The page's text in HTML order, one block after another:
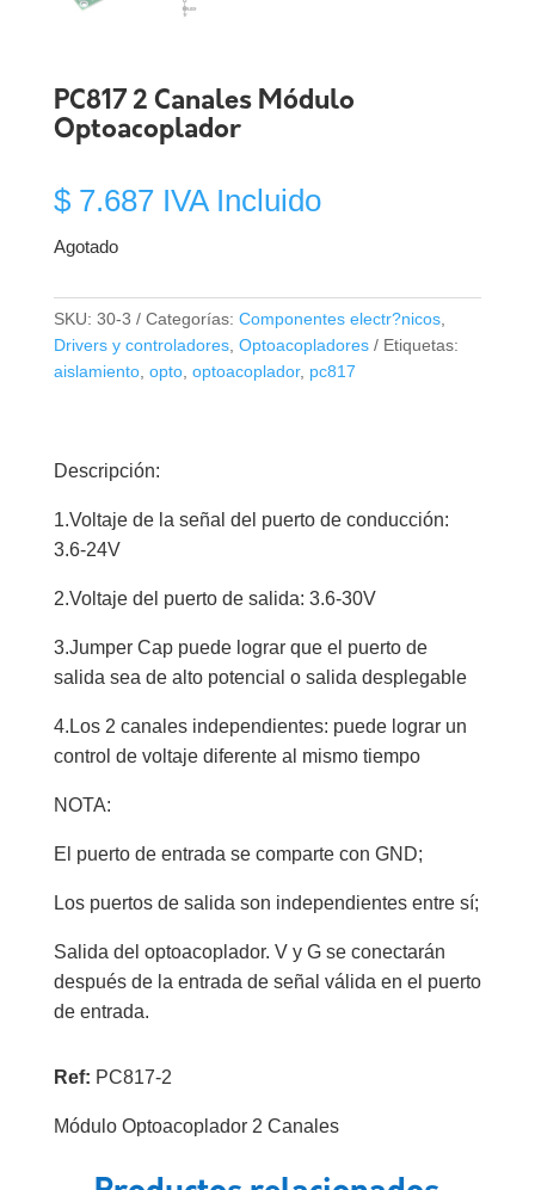
PC817 2 Canales Módulo
Optoacoplador
$7.687 IVA Incluido
Agotado
SKU: 30-3 Categorías: Componentes electr?nicos,
Drivers y controladores, Optoacopladores
Etiquetas:
aislamiento, opto, optoacoplador, pc817
Descripción:
1.Voltaje de la señal del puerto de conducción:
3.6-24V
2.Voltaje del puerto de salida: 3.6-30V
3.Jumper Cap puede lograr que el puerto de
salida sea de alto potencial o salida desplegable
4.Los 2 canales independientes: puede lograr un
control de voltaje diferente al mismo tiempo
NOTA:
El puerto de entrada se comparte con GND;
Los puertos de salida son independientes entre sí;
Salida del optoacoplador. V y G se conectarán
después de la entrada de señal válida en el puerto
de entrada.
Ref: PC817-2
Módulo Optoacoplador 2 Canales